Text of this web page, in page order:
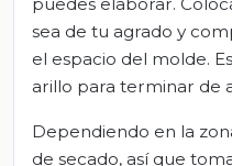
sea de tu agrado y
el espacio del molde.
arillo para terminar de
Dependiendo en la
de secado, así que